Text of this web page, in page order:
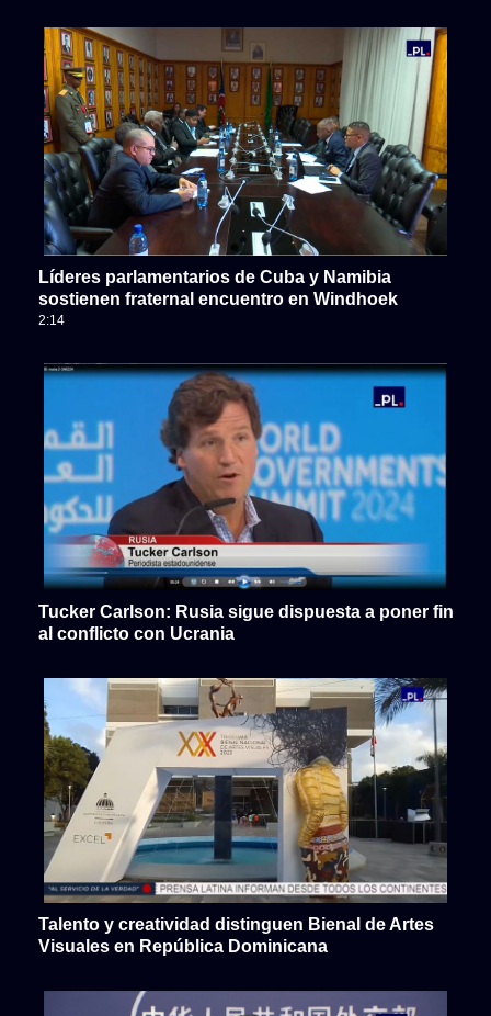
Líderes parlamentarios de Cuba y Namibia
sostienen fraternal encuentro en Windhoek
2:14
Tucker Carlson: Rusia sigue dispuesta a poner fin
al conflicto con Ucrania
Talento y creatividad distinguen Bienal de Artes
Visuales en República Dominicana